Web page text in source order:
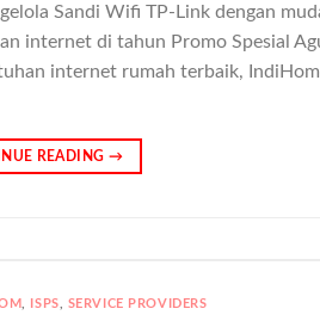
Sandi Wifi TP-Link dengan
internet di tahun Promo Spesial
internet rumah terbaik,
READING →
ISPS SERVICE PROVIDERS